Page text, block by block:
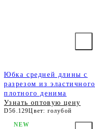
Юбка средней длины с
разрезом из эластичного
плотного денима
Узнать оптовую цену
D56.129Цвет: голубой
NEW